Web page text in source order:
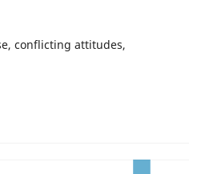
conflicting attitudes,